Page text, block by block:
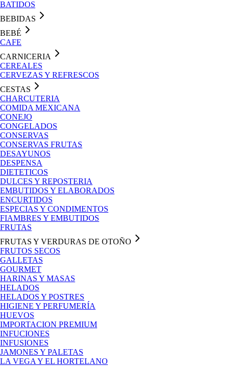
BATIDOS
BEBIDAS
BEBÉ
CAFE
CARNICERIA
CEREALES
CERVEZAS Y REFRESCOS
CESTAS
CHARCUTERIA
COMIDA MEXICANA
CONEJO
CONGELADOS
CONSERVAS
CONSERVAS FRUTAS
DESAYUNOS
DESPENSA
DIETETICOS
DULCES Y REPOSTERIA
EMBUTIDOS Y ELABORADOS
ENCURTIDOS
ESPECIAS Y CONDIMENTOS
FIAMBRES Y EMBUTIDOS
FRUTAS
FRUTAS Y VERDURAS DE OTOÑO
FRUTOS SECOS
GALLETAS
GOURMET
HARINAS Y MASAS
HELADOS
HELADOS Y POSTRES
HIGIENE Y PERFUMERÍA
HUEVOS
IMPORTACION PREMIUM
INFUCIONES
INFUSIONES
JAMONES Y PALETAS
LA VEGA Y EL HORTELANO